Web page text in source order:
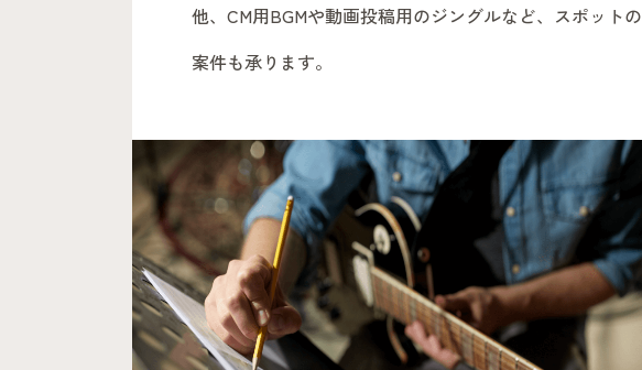
他、CM用BGMや動画投稿用のジングルなど、スポットの
案件も承ります。